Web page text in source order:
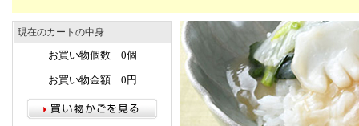
現在のカートの中身
お買い物個数 0個
お買い物金額 0円